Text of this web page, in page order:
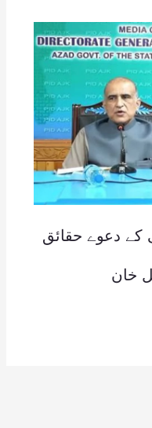
کے دعوے حقائق
خان